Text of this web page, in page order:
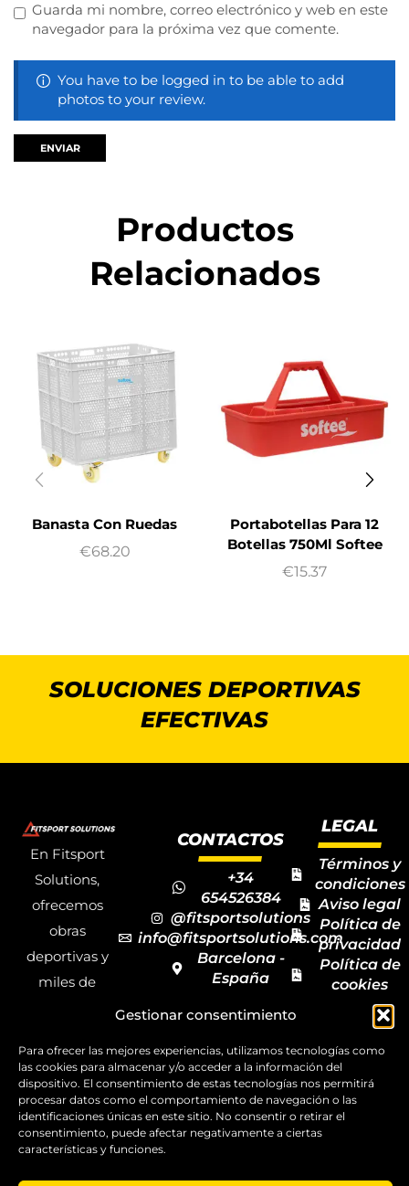
Gestionar consentimiento
Para ofrecer las mejores experiencias, utilizamos tecnologías como
las cookies para almacenar y/o acceder a la información del
dispositivo. El consentimiento de estas tecnologías nos permitirá
procesar datos como el comportamiento de navegación o las
identificaciones únicas en este sitio. No consentir o retirar el
consentimiento, puede afectar negativamente a ciertas
características y funciones.
Guarda mi nombre, correo electrónico y web en este
navegador para la próxima vez que comente.
You have to be logged in to be able to add
photos to your review.
Productos
Relacionados
Banasta Con Ruedas
€68.20
Portabotellas Para 12
Botellas 750Ml Softee
€15.37
SOLUCIONES DEPORTIVAS
EFECTIVAS
En Fitsport
Solutions,
ofrecemos
obras
deportivas y
miles de
deportivos
para todas las
disciplinas,
garantizando
la calidad y el
CONTACTOS
+34
654526384
@fitsportsolutions
info@fitsportsolutions.com
Barcelona -
España
de contacto
LEGAL
Términos y
condiciones
Aviso legal
Política de
privacidad
Política de
cookies
Mapa del
sitio